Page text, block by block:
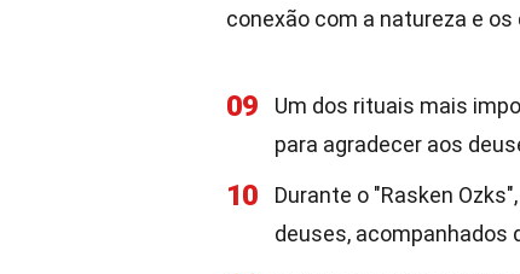
conexão com a natureza e os
09
Um dos rituais mais
para agradecer aos
10
Durante o "Rasken
deuses, acompanhados